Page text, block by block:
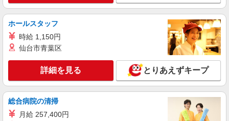
ホールスタッフ
時給 1,150円
仙台市青葉区
詳細を見る とりあえずキープ
総合病院の清掃
月給 257,400円